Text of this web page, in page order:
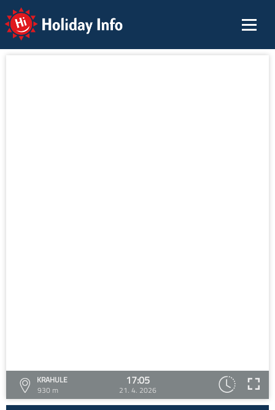
Holiday Info
KRAHULE
930 m
17:05
21. 4. 2026